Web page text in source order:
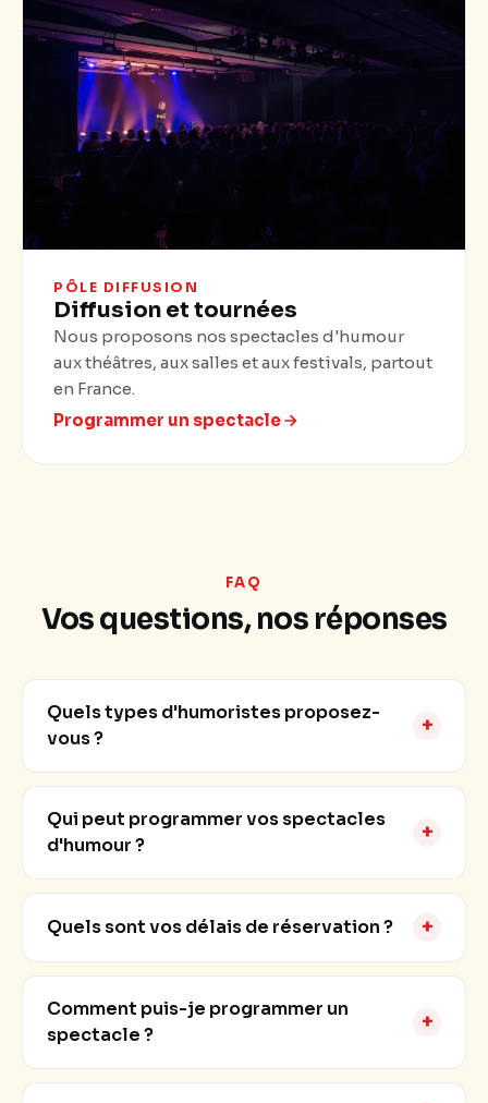
PÔLE DIFFUSION
Diffusion et tournées
Nous proposons nos spectacles d'humour
aux théâtres, aux salles et aux festivals, partout
en France.
Programmer un spectacle
FAQ
Vos questions, nos réponses
Quels types d'humoristes proposez-
vous ?
+
Qui peut programmer vos spectacles
d'humour ?
+
Quels sont vos délais de réservation ? +
Comment puis-je programmer un
spectacle ?
+